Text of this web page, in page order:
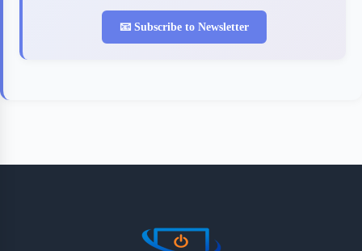
📧 Subscribe to Newsletter